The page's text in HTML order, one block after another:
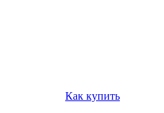
Как купить